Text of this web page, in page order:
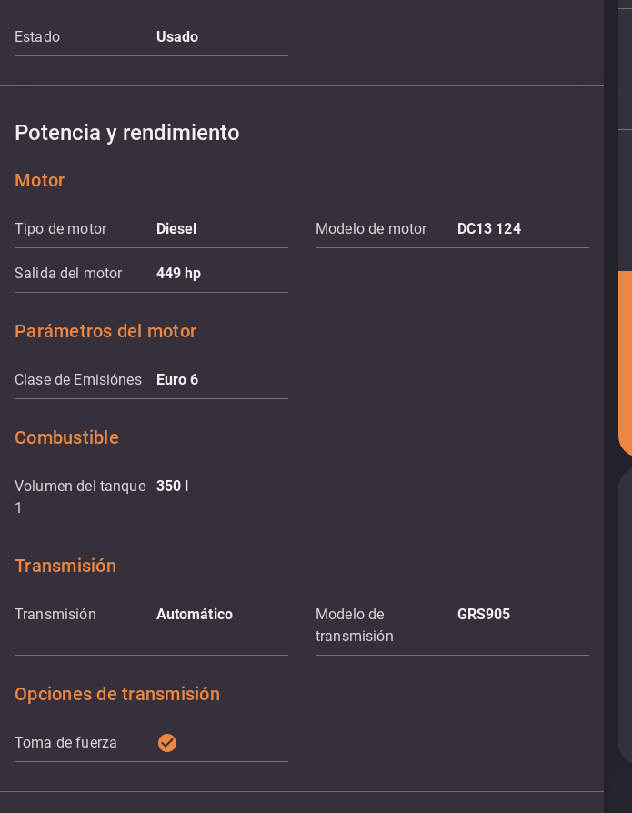
Estado Usado
Potencia y rendimiento
Motor
Tipo de motor Diesel Modelo de motor DC13 124
Salida del motor 449hp
Parámetros del motor
Clase de Emisiónes Euro 6
Combustible
Volumen del tanque
1
350 l
Transmisión
Transmisión Automático
Modelo de
transmisión
GRS905
Opciones de transmisión
Toma de fuerza check_circle